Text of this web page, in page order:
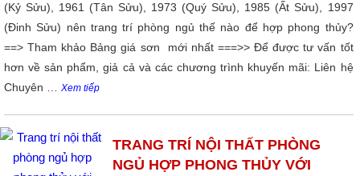
(Kỷ Sửu), 1961 (Tân Sửu), 1973 (Quý Sửu), 1985 (Ất Sửu), 1997
(Đinh Sửu) nên trang trí phòng ngủ thế nào để hợp phong thủy?
==> Tham khảo Bảng giá sơn mới nhất ===>> Để được tư vấn tốt
hơn về sản phẩm, giả cả và các chương trình khuyến mãi: Liên hệ
Chuyên … Xem tiếp
TRANG TRÍ NỘI THẤT PHÒNG
NGỦ HỢP PHONG THỦY VỚI